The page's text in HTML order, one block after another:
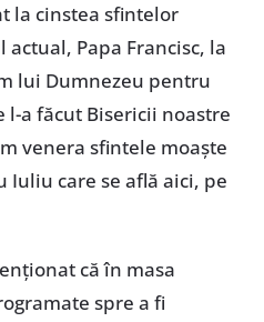
la cinstea sfintelor
Papa Francisc, la
lui Dumnezeu pentru
l-a făcut Bisericii noastre
venera sfintele moaște
care se află aici, pe
că în masa
spre a fi